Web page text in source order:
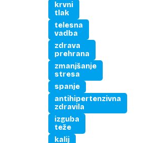
krvni
tlak
telesna
vadba
zdrava
prehrana
zmanjšanje
stresa
spanje
antihipertenzivna
zdravila
izguba
teže
kalij